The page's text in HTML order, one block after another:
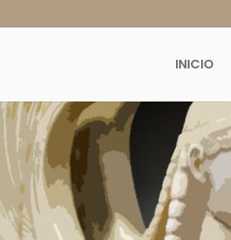
INICIO